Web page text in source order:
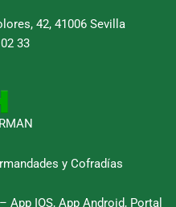
t
u
t
42, 41006 Sevilla
33
y Cofradías
App IOS, App Android, Portal